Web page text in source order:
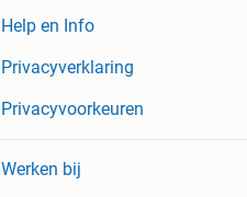
Help en Info
Privacyverklaring
Privacyvoorkeuren
Werken bij